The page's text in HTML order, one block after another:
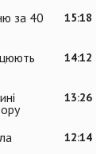
15:18
за 40
14:12
13:26
12:14